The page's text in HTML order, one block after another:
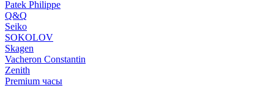
Patek Philippe
Q&Q
Seiko
SOKOLOV
Skagen
Vacheron Constantin
Zenith
Premium часы